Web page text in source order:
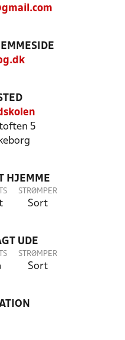
5
HJEMME
STRØMPER
Sort
UDE
STRØMPER
Sort